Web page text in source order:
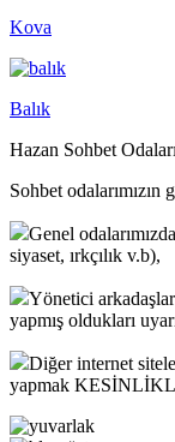
Kova
Balık
Hazan Sohbet Odaları
Sohbet
Genel
siyaset, ırkçılık v.b),
Yönetici
yapmış oldukları
Diğer internet
yapmak